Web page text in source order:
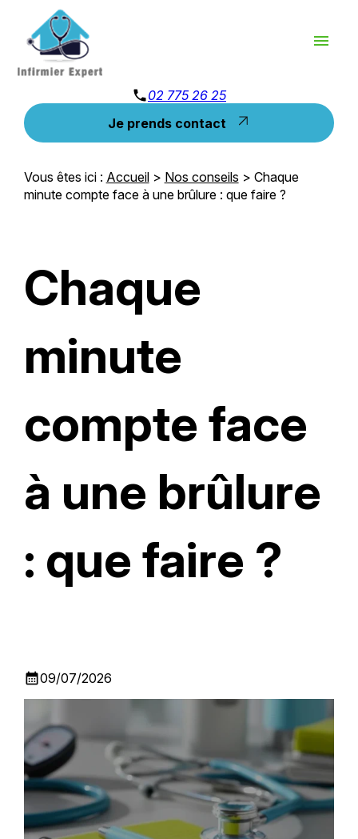
menu
phone02 775 26 25
Je prends contact
Vous êtes ici : Accueil> Nos conseils > Chaque
minute compte face à une brûlure : que faire ?
Chaque
minute
compte face
à une brûlure
: que faire ?
calendar_month09/07/2026
Panneau de gestion des cookies